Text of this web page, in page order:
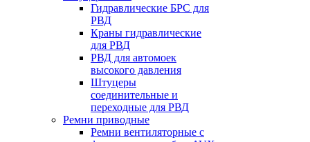
Гидравлические БРС для
РВД
Краны гидравлические
для РВД
РВД для автомоек
высокого давления
Штуцеры
соединительные и
переходные для РВД
Ремни приводные
Ремни вентиляторные с